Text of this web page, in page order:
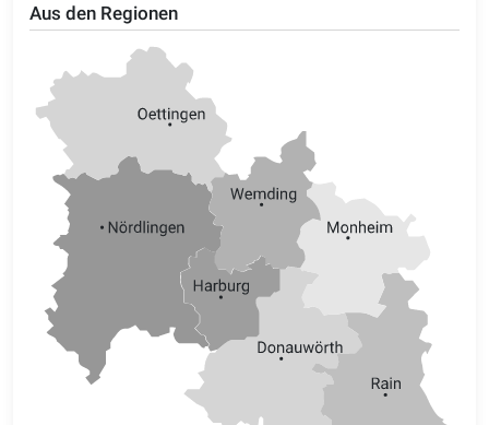
Aus den Regionen